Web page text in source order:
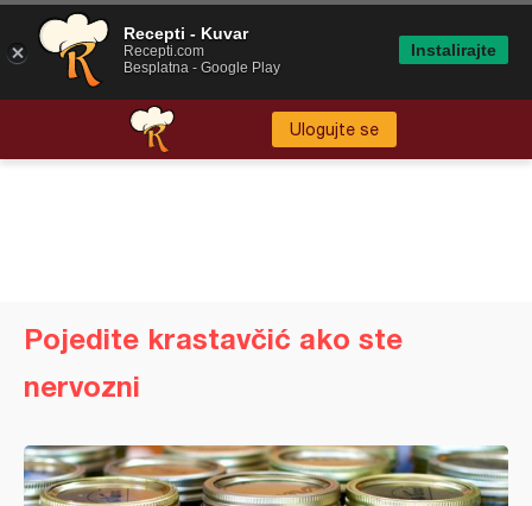
Ulogujte se
Pojedite krastavčić ako ste
nervozni
Recepti - Kuvar
Recepti.com
Besplatna - Google Play
Instalirajte